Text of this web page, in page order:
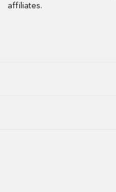
affiliates.